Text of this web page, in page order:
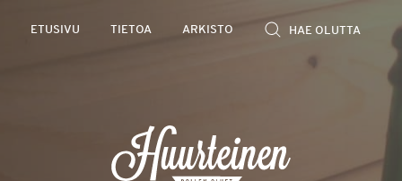
ETUSIVU TIETOA ARKISTO